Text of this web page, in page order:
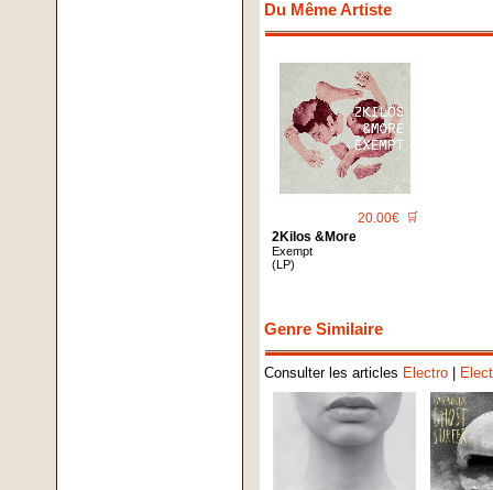
Du Même Artiste
20.00€ 🛒
2Kilos &More
Exempt
(LP)
Genre Similaire
Consulter les articles Electro